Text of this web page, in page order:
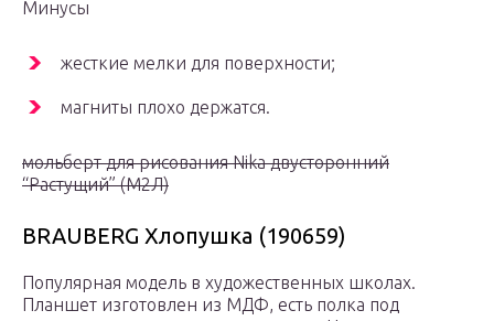
Минусы
жесткие мелки для поверхности;
магниты плохо держатся.
мольберт для рисования Nika двусторонний
“Растущий” (М2Л)
BRAUBERG Хлопушка (190659)
Популярная модель в художественных школах.
Планшет изготовлен из МДФ, есть полка под